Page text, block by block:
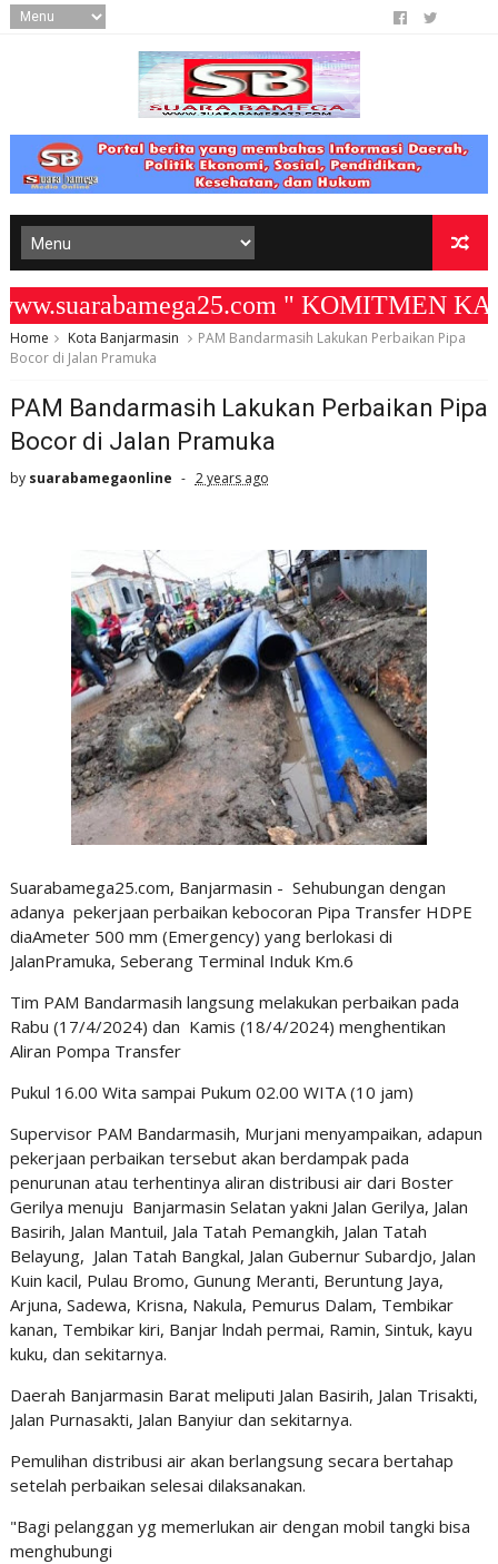
" KOMITMEN KAMI
Home Kota Banjarmasin
PAM Bandarmasih Lakukan Perbaikan Pipa
Bocor di Jalan Pramuka
PAM Bandarmasih Lakukan Perbaikan Pipa
Bocor di Jalan Pramuka
by suarabamegaonline 2 years ago
Suarabamega25.com, Banjarmasin - Sehubungan dengan
adanya pekerjaan perbaikan kebocoran Pipa Transfer HDPE
diaAmeter 500 mm (Emergency) yang berlokasi di
JalanPramuka, Seberang Terminal Induk Km.6
Tim PAM Bandarmasih langsung melakukan perbaikan pada
Rabu (17/4/2024) dan Kamis (18/4/2024) menghentikan
Aliran Pompa Transfer
Pukul 16.00 Wita sampai Pukum 02.00 WITA (10 jam)
Supervisor PAM Bandarmasih, Murjani menyampaikan, adapun
pekerjaan perbaikan tersebut akan berdampak pada
penurunan atau terhentinya aliran distribusi air dari Boster
Gerilya menuju Banjarmasin Selatan yakni Jalan Gerilya, Jalan
Basirih, Jalan Mantuil, Jala Tatah Pemangkih, Jalan Tatah
Belayung, Jalan Tatah Bangkal, Jalan Gubernur Subardjo, Jalan
Kuin kacil, Pulau Bromo, Gunung Meranti, Beruntung Jaya,
Arjuna, Sadewa, Krisna, Nakula, Pemurus Dalam, Tembikar
kanan, Tembikar kiri, Banjar lndah permai, Ramin, Sintuk, kayu
kuku, dan sekitarnya.
Daerah Banjarmasin Barat meliputi Jalan Basirih, Jalan Trisakti,
Jalan Purnasakti, Jalan Banyiur dan sekitarnya.
Pemulihan distribusi air akan berlangsung secara bertahap
setelah perbaikan selesai dilaksanakan.
"Bagi pelanggan yg memerlukan air dengan mobil tangki bisa
menghubungi